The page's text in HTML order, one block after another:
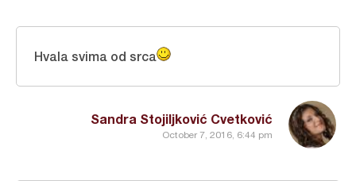
Sandra Stojiljković Cvetković
October 7, 2016, 6:44 pm
Hvala svima od srca